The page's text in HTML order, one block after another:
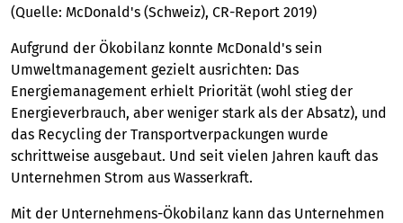
(Quelle: McDonald's (Schweiz), CR-Report 2019)
Aufgrund der Ökobilanz konnte McDonald's sein
Umweltmanagement gezielt ausrichten: Das
Energiemanagement erhielt Priorität (wohl stieg der
Energieverbrauch, aber weniger stark als der Absatz), und
das Recycling der Transportverpackungen wurde
schrittweise ausgebaut. Und seit vielen Jahren kauft das
Unternehmen Strom aus Wasserkraft.
Mit der Unternehmens-Ökobilanz kann das Unternehmen